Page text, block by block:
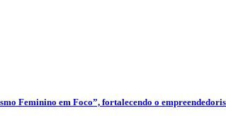
Feminino em Foco”, fortalecendo o